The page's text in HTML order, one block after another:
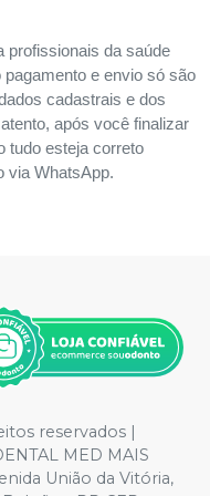
profissionais da saúde
e envio só são
cadastrais e dos
após você finalizar
tudo esteja correto
via WhatsApp.
reservados |
MED MAIS
União da Vitória,